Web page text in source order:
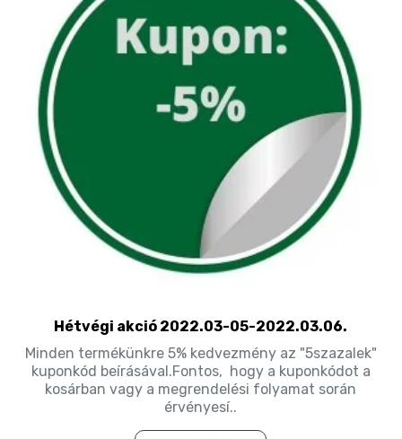
Hétvégi akció 2022.03-05-2022.03.06.
Minden termékünkre 5% kedvezmény az "5szazalek"
kuponkód beírásával.Fontos, hogy a kuponkódot a
kosárban vagy a megrendelési folyamat során
érvényesí..